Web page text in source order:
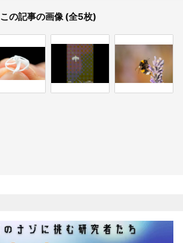
この記事の画像 (全5枚)